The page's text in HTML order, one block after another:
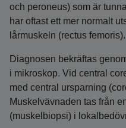
och peroneus) som är
har oftast ett mer normalt
lårmuskeln (rectus femoris).
Diagnosen bekräftas
i mikroskop. Vid central
med central ursparning
Muskelvävnaden tas från
(muskelbiopsi) i